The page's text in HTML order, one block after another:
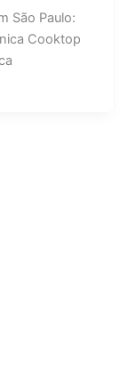
São Paulo:
Cooktop